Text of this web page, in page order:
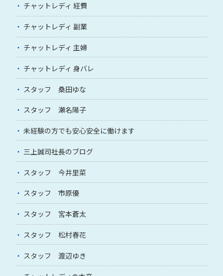
チャットレディ 経費
チャットレディ 副業
チャットレディ 主婦
チャットレディ 身バレ
スタッフ 桑田ゆな
スタッフ 瀬名陽子
未経験の方でも安心安全に働けます
三上誠司社長のブログ
スタッフ 今井里菜
スタッフ 市原優
スタッフ 宮本蒼太
スタッフ 松村春花
スタッフ 渡辺ゆき